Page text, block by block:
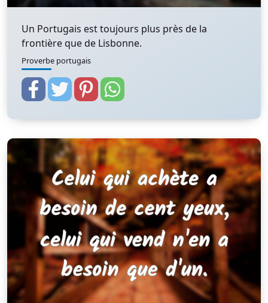
Un Portugais est toujours plus près de la
frontière que de Lisbonne.
Proverbe portugais